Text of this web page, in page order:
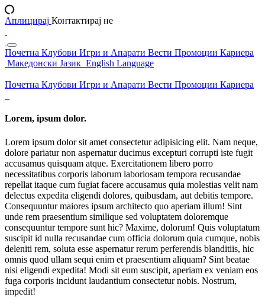
Аплицирај Контактирај не
Почетна Клубови Игри и Апарати Вести Промоции Кариера
Македонски Јазик English Language
Почетна Клубови Игри и Апарати Вести Промоции Кариера
Lorem, ipsum dolor.
Lorem ipsum dolor sit amet consectetur adipisicing elit. Nam neque,
dolore pariatur non aspernatur ducimus excepturi corrupti iste fugit
accusamus quisquam atque. Exercitationem libero porro
necessitatibus corporis laborum laboriosam tempora recusandae
repellat itaque cum fugiat facere accusamus quia molestias velit nam
delectus expedita eligendi dolores, quibusdam, aut debitis tempore.
Consequuntur maiores ipsum architecto quo aperiam illum! Sint
unde rem praesentium similique sed voluptatem doloremque
consequuntur tempore sunt hic? Maxime, dolorum! Quis voluptatum
suscipit id nulla recusandae cum officia dolorum quia cumque, nobis
deleniti rem, soluta esse aspernatur rerum perferendis blanditiis, hic
omnis quod ullam sequi enim et praesentium aliquam? Sint beatae
nisi eligendi expedita! Modi sit eum suscipit, aperiam ex veniam eos
fuga corporis incidunt laudantium consectetur nobis. Nostrum,
impedit!